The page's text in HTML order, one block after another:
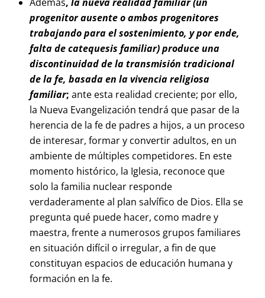
progenitor ausente o ambos progenitores
trabajando para el sostenimiento, y por ende,
falta de catequesis familiar) produce una
discontinuidad de la transmisión tradicional
de la fe, basada en la vivencia religiosa
familiar; ante esta realidad creciente; por ello,
la Nueva Evangelización tendrá que pasar de la
herencia de la fe de padres a hijos, a un proceso
de interesar, formar y convertir adultos, en un
ambiente de múltiples competidores. En este
momento histórico, la Iglesia, reconoce que
solo la familia nuclear responde
verdaderamente al plan salvífico de Dios. Ella se
pregunta qué puede hacer, como madre y
maestra, frente a numerosos grupos familiares
en situación difícil o irregular, a fin de que
constituyan espacios de educación humana y
formación en la fe.